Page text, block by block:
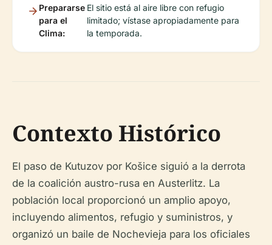
Prepararse
para el
Clima:
El sitio está al aire libre con refugio
limitado; vístase apropiadamente para
la temporada.
Contexto Histórico
El paso de Kutuzov por Košice siguió a la derrota
de la coalición austro-rusa en Austerlitz. La
población local proporcionó un amplio apoyo,
incluyendo alimentos, refugio y suministros, y
organizó un baile de Nochevieja para los oficiales